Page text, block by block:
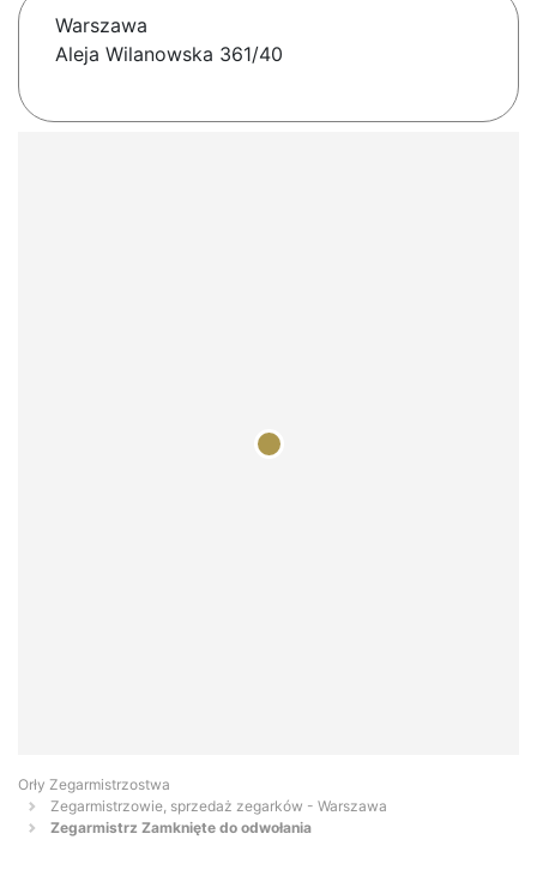
Warszawa
Aleja Wilanowska 361/40
Orły Zegarmistrzostwa
Zegarmistrzowie, sprzedaż zegarków - Warszawa
Zegarmistrz Zamknięte do odwołania